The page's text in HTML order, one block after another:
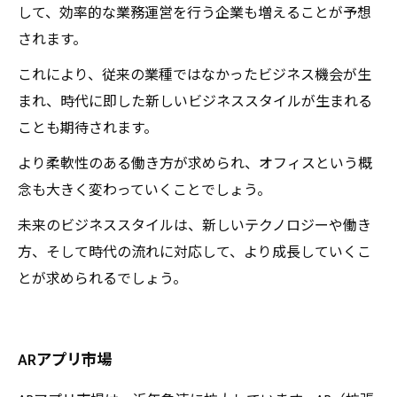
して、効率的な業務運営を行う企業も増えることが予想
されます。
これにより、従来の業種ではなかったビジネス機会が生
まれ、時代に即した新しいビジネススタイルが生まれる
ことも期待されます。
より柔軟性のある働き方が求められ、オフィスという概
念も大きく変わっていくことでしょう。
未来のビジネススタイルは、新しいテクノロジーや働き
方、そして時代の流れに対応して、より成長していくこ
とが求められるでしょう。
ARアプリ市場